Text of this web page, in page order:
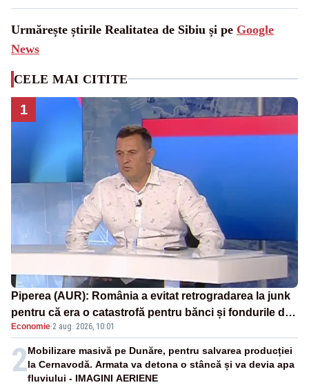
Urmărește știrile Realitatea de Sibiu și pe Google
News
CELE MAI CITITE
1
Piperea (AUR): România a evitat retrogradarea la junk
pentru că era o catastrofă pentru bănci și fondurile de
pensii
Economie·2 aug. 2026, 10:01
2Mobilizare masivă pe Dunăre, pentru salvarea producției
la Cernavodă. Armata va detona o stâncă și va devia apa
fluviului - IMAGINI AERIENE